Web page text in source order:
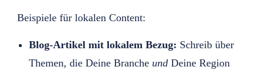
Beispiele für lokalen Content:
Blog-Artikel mit lokalem Bezug: Schreib über
Themen, die Deine Branche und Deine Region